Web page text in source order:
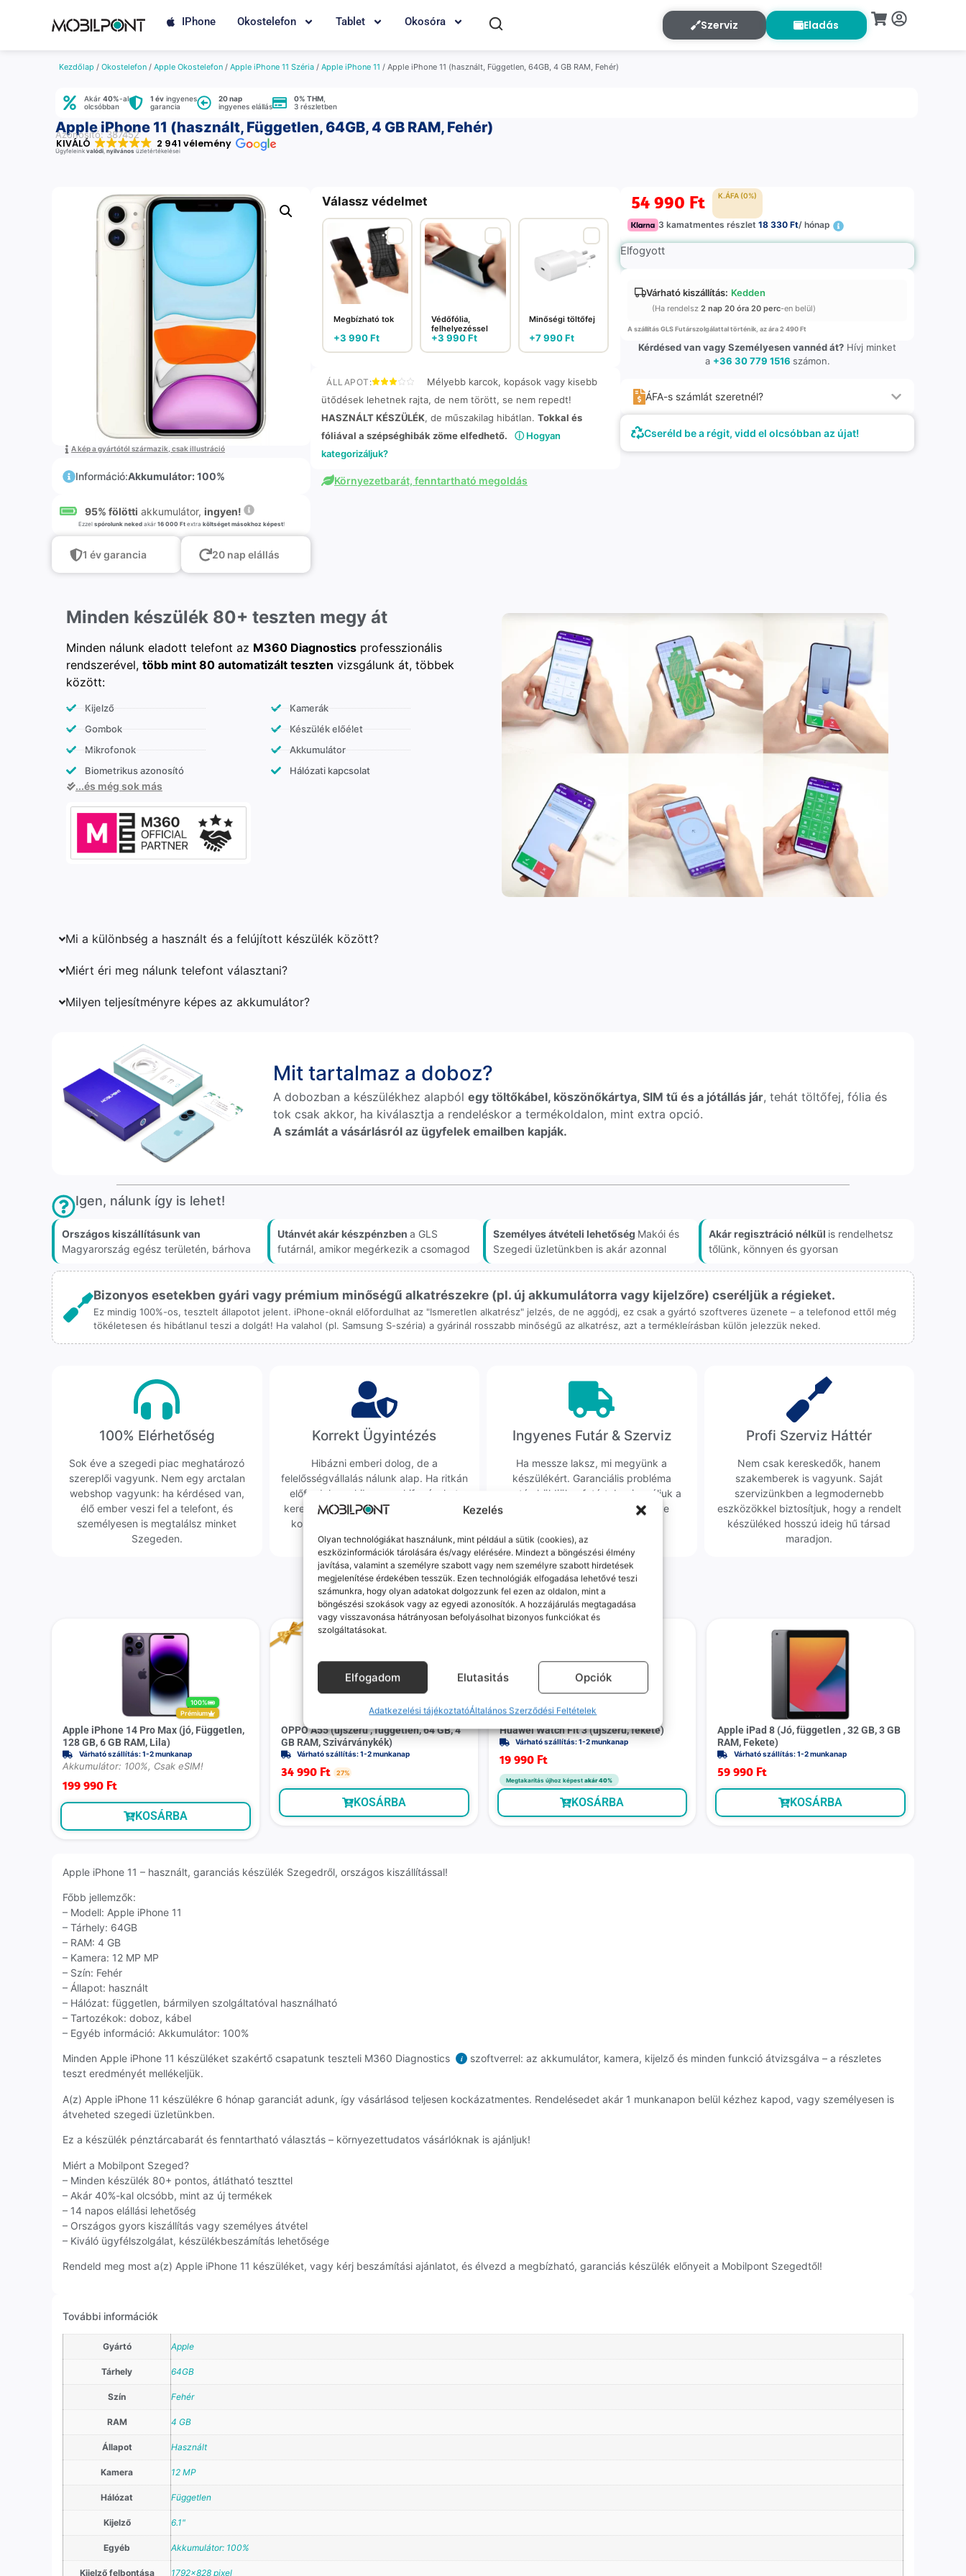
Kezelés
Olyan technológiákat használunk, mint például a sütik (cookies), az
eszközinformációk tárolására és/vagy elérésére. Mindezt a böngészési élmény
javítása, valamint a személyre szabott vagy nem személyre szabott hirdetések
megjelenítése érdekében tesszük. Ezen technológiák elfogadása lehetővé teszi
számunkra, hogy olyan adatokat dolgozzunk fel ezen az oldalon, mint a
böngészési szokások vagy az egyedi azonosítók. A hozzájárulás megtagadása
vagy visszavonása hátrányosan befolyásolhat bizonyos funkciókat és
szolgáltatásokat.
Elfogadom Elutasitás Opciók
Adatkezelési tájékoztatóÁltalános Szerződési Feltételek
IPhone Okostelefon Tablet Okosóra Szerviz Eladás
Kezdőlap / Okostelefon / Apple Okostelefon / Apple iPhone 11 Széria / Apple iPhone 11 / Apple iPhone 11 (használt, Független, 64GB, 4 GB RAM, Fehér)
Akár 40%-al
olcsóbban
1 év ingyenes
garancia
20 nap
ingyenes elállás
0% THM
3 részletben
Apple iPhone 11 (használt, Független, 64GB, 4 GB RAM, Fehér)
Azonosító: 387452
KIVÁLÓ 2 941 vélemény
Ügyfeleink valódi, nyilvános üzletértékelései
A kép a gyártótól származik, csak illustráció
Információ:Akkumulátor: 100%
95% fölötti akkumulátor, ingyen!
Ezzel spórolunk nekedakár 16 000 Ftextra költséget másokhoz képest!
1 év garancia 20 nap elállás
Válassz védelmet
Megbízható tok
+3 990Ft
Védőfólia,
felhelyezéssel
+3 990Ft
Minőségi töltőfej
+7 990Ft
ÁLLAPOT:
Mélyebb karcok, kopások vagy kisebb
ütődések lehetnek rajta, de nem törött, se nem repedt!
HASZNÁLT KÉSZÜLÉK, de műszakilag hibátlan. Tokkal és
fóliával a szépséghibák zöme elfedhető.
ⓘ Hogyan
kategorizáljuk?
Környezetbarát, fenntartható megoldás
54 990 Ft K.ÁFA (0%)
3 kamatmentes részlet18 330 Ft/ hónap
Elfogyott
Várható kiszállítás: Kedden
(Ha rendelsz2 nap 20 óra 20 perc-en belül)
A szállítás GLS Futárszolgálattal történik, az ára 2 490 Ft
Kérdésed van vagy Személyesen vannéd át? Hívj minket
a +36 30 779 1516 számon.
ÁFA-s számlát szeretnél?
Cseréld be a régit, vidd el olcsóbban az újat!
Minden készülék 80+ teszten megy át
Minden nálunk eladott telefont az M360 Diagnostics professzionális
rendszerével, több mint 80 automatizált teszten vizsgálunk át, többek
között:
Kijelző
Gombok
Mikrofonok
Biometrikus azonosító
Kamerák
Készülék előélet
Akkumulátor
Hálózati kapcsolat
...és még sok más
Mi a különbség a használt és a felújított készülék között?
Miért éri meg nálunk telefont választani?
Milyen teljesítményre képes az akkumulátor?
Mit tartalmaz a doboz?
A dobozban a készülékhez alapbólegy töltőkábel, köszönőkártya, SIM tű és a jótállás jár, tehát töltőfej, fólia és
tok csak akkor, ha kiválasztja a rendeléskor a termékoldalon, mint extra opció.
A számlát a vásárlásról az ügyfelek emailben kapják.
Igen, nálunk így is lehet!
Országos kiszállításunk van
Magyarország egész területén, bárhova
Utánvét akár készpénzben a GLS
futárnál, amikor megérkezik a csomagod
Személyes átvételi lehetőség Makói és
Szegedi üzletünkben is akár azonnal
Akár regisztráció nélkül is rendelhetsz
tőlünk, könnyen és gyorsan
Bizonyos esetekben gyári vagy prémium minőségű alkatrészekre (pl. új akkumulátorra vagy kijelzőre) cseréljük a régieket.
Ez mindig 100%-os, tesztelt állapotot jelent. iPhone-oknál előfordulhat az "Ismeretlen alkatrész" jelzés, de ne aggódj, ez csak a gyártó szoftveres üzenete – a telefonod ettől még
tökéletesen és hibátlanul teszi a dolgát! Ha valahol (pl. Samsung S-széria) a gyárinál rosszabb minőségű az alkatrész, azt a termékleírásban külön jelezzük neked.
100% Elérhetőség
Sok éve a szegedi piac meghatározó
szereplői vagyunk. Nem egy arctalan
webshop vagyunk: ha kérdésed van,
élő ember veszi fel a telefont, és
személyesen is megtalálsz minket
Szegeden.
Korrekt Ügyintézés
Hibázni emberi dolog, de a
felelősségvállalás nálunk alap. Ha ritkán
előfordul egy hiba, nem kifogásokat
keresünk, hanem megoldást. Szakértő
kollégáink azonnal kézbe veszik az
ügyedet.
Ingyenes Futár & Szerviz
Ha messze laksz, mi megyünk a
készülékért. Garanciális probléma
esetén küldjük a futárt, bevizsgáljuk a
telefont, és javítva vagy cserélve
költséggel jár.
Profi Szerviz Háttér
Nem csak kereskedők, hanem
szakemberek is vagyunk. Saját
szervizünkben a legmodernebb
eszközökkel biztosítjuk, hogy a rendelt
készüléked hosszú ideig hű társad
maradjon.
Mások ezeket is megnézték
100%
Prémium
Apple iPhone 14 Pro Max (jó, Független,
128 GB, 6 GB RAM, Lila)
Várható szállítás: 1-2 munkanap
Akkumulátor: 100%, Csak eSIM!
199 990 Ft
KOSÁRBA
OPPO A55 (újszerű , független, 64 GB, 4
GB RAM, Szivárványkék)
Várható szállítás: 1-2 munkanap
34 990 Ft 27%
KOSÁRBA
Huawei Watch Fit 3 (újszerű, fekete)
Várható szállítás: 1-2 munkanap
19 990 Ft
Megtakarítás újhoz képest akár 40%
KOSÁRBA
Apple iPad 8 (Jó, független , 32 GB, 3 GB
RAM, Fekete)
Várható szállítás: 1-2 munkanap
59 990 Ft
KOSÁRBA
Apple iPhone 11 – használt, garanciás készülék Szegedről, országos kiszállítással!
Főbb jellemzők:
– Modell: Apple iPhone 11
– Tárhely: 64GB
– RAM: 4 GB
– Kamera: 12 MP MP
– Szín: Fehér
– Állapot: használt
– Hálózat: független, bármilyen szolgáltatóval használható
– Tartozékok: doboz, kábel
– Egyéb információ: Akkumulátor: 100%
Minden Apple iPhone 11 készüléket szakértő csapatunk teszteli M360 Diagnostics i
szoftverrel: az akkumulátor, kamera, kijelző és minden funkció átvizsgálva – a részletes
teszt eredményét mellékeljük.
A(z) Apple iPhone 11 készülékre 6 hónap garanciát adunk, így vásárlásod teljesen kockázatmentes. Rendelésedet akár 1 munkanapon belül kézhez kapod, vagy személyesen is
átveheted szegedi üzletünkben.
Ez a készülék pénztárcabarát és fenntartható választás – környezettudatos vásárlóknak is ajánljuk!
Miért a Mobilpont Szeged?
– Minden készülék 80+ pontos, átlátható teszttel
– Akár 40%-kal olcsóbb, mint az új termékek
– 14 napos elállási lehetőség
– Országos gyors kiszállítás vagy személyes átvétel
– Kiváló ügyfélszolgálat, készülékbeszámítás lehetősége
Rendeld meg most a(z) Apple iPhone 11 készüléket, vagy kérj beszámítási ajánlatot, és élvezd a megbízható, garanciás készülék előnyeit a Mobilpont Szegedtől!
További információk
Gyártó Apple
Tárhely 64GB
Szín Fehér
RAM 4 GB
Állapot Használt
Kamera 12 MP
Hálózat Független
Kijelző 6.1"
Egyéb Akkumulátor: 100%
Kijelző felbontása 1792×828 pixel